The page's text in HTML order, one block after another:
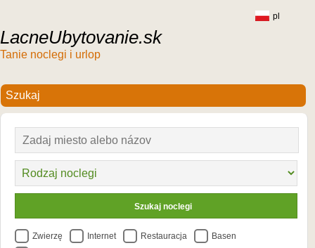
LacneUbytovanie.sk
Tanie noclegi i urlop
pl
Zwierzę Internet Restauracja
Basen